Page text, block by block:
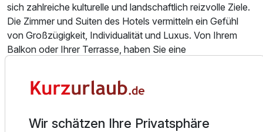
Doppelzimmer Superior
2 Erwachsene und 1 Kind
sich zahlreiche kulturelle und landschaftlich reizvolle Ziele.
Die Zimmer und Suiten des Hotels vermitteln ein Gefühl
von Großzügigkeit, Individualität und Luxus. Von Ihrem
Balkon oder Ihrer Terrasse, haben Sie eine
oder Freundesgruppen und verfügen über ein eigenes Bad
Wohnbereich.
Wir schätzen Ihre Privatsphäre